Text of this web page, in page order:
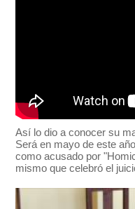
Así lo dio a conocer su
Será en mayo de este
como acusado por
mismo que celebró el